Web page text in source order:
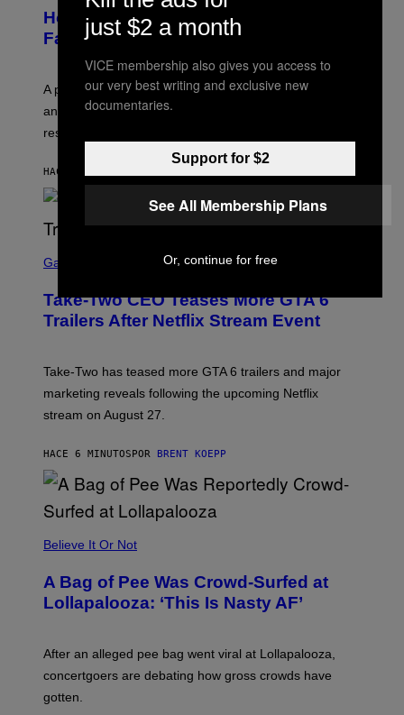
How to Deal With August Blues Before
Fall Takes Over
A psychologist says August blues often come from
anticipating busier schedules, routines, and
responsibility.
HACE 22 SEGUNDOS
C
N
S
T
R
C
S
A
G
A
E
Gaming
Take-Two CEO Teases More GTA 6
Trailers After Netflix Stream Event
Take-Two has teased more GTA 6 trailers and major
marketing reveals following the upcoming Netflix
stream on August 27.
HACE 6 MINUTOSPOR BRENT KOEPP
Believe It Or Not
A Bag of Pee Was Crowd-Surfed at
Lollapalooza: ‘This Is Nasty AF’
After an alleged pee bag went viral at Lollapalooza,
concertgoers are debating how gross crowds have
gotten.
just $2 a month
VICE membership also gives you access to
our very best writing and exclusive new
documentaries.
Support for $2
See All Membership Plans
Or, continue for free